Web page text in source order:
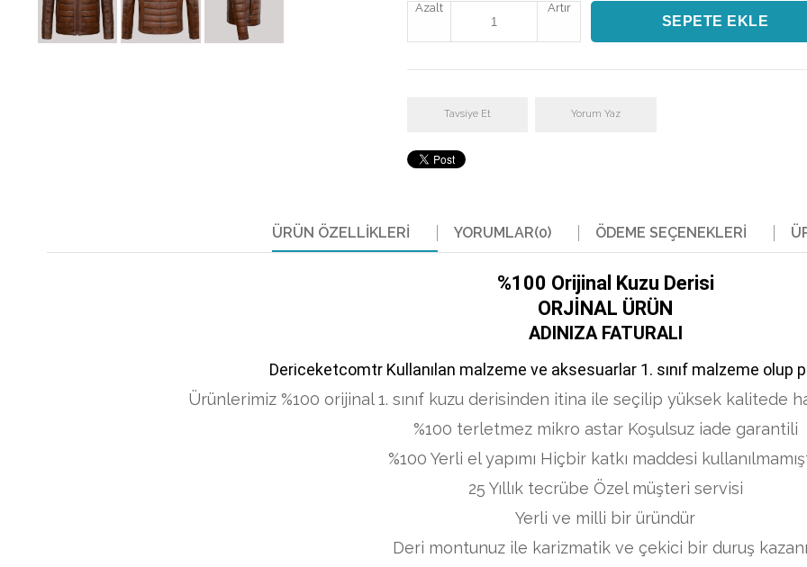
Artır
Azalt
Tavsiye Et Yorum Yaz
ÜRÜN ÖZELLIKLERI YORUMLAR(0) ÖDEME SEÇENEKLERI
%100 Orijinal Kuzu Derisi
ORJİNAL ÜRÜN
ADINIZA FATURALI
Dericeketcomtr Kullanılan malzeme ve aksesuarlar 1. sınıf malzeme olup
Ürünlerimiz %100 orijinal 1. sınıf kuzu derisinden itina ile seçilip yüksek kalitede
%100 terletmez mikro astar Koşulsuz iade garantili
%100 Yerli el yapımı Hiçbir katkı maddesi
25 Yıllık tecrübe Özel müşteri servisi
Yerli ve milli bir üründür
Deri montunuz ile karizmatik ve çekici bir duruş